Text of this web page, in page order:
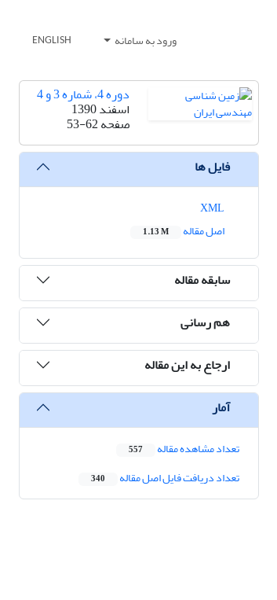
ورود به سامانه ENGLISH
دوره 4، شماره 3 و 4
اسفند 1390
صفحه53-62
فایل ها
اصل مقاله
1.13 M
سابقه مقاله
هم رسانی
ارجاع به این مقاله
آمار
تعداد مشاهده مقاله 557
تعداد دریافت فایل اصل مقاله 340